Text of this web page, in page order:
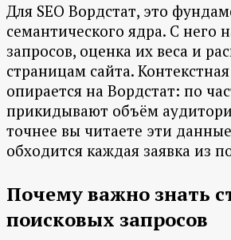
Для SEO Вордстат, это
семантического ядра. С него
запросов, оценка их веса и
страницам сайта.
опирается на Вордстат: по
прикидывают объём
точнее вы читаете эти
обходится каждая заявка из
Почему важно знать
поисковых запросов